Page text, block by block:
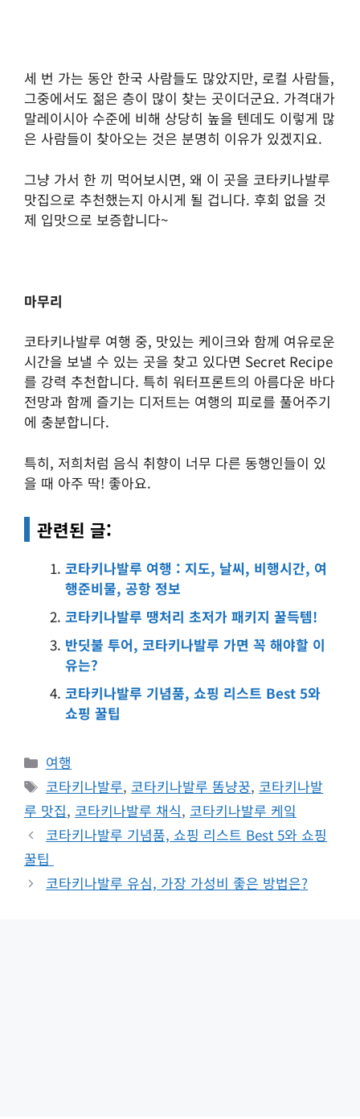
세 번 가는 동안 한국 사람들도 많았지만, 로컬 사람들,
그중에서도 젊은 층이 많이 찾는 곳이더군요. 가격대가
말레이시아 수준에 비해 상당히 높을 텐데도 이렇게 많
은 사람들이 찾아오는 것은 분명히 이유가 있겠지요.
그냥 가서 한 끼 먹어보시면, 왜 이 곳을 코타키나발루
맛집으로 추천했는지 아시게 될 겁니다. 후회 없을 것
제 입맛으로 보증합니다~
마무리
코타키나발루 여행 중, 맛있는 케이크와 함께 여유로운
시간을 보낼 수 있는 곳을 찾고 있다면 Secret Recipe
를 강력 추천합니다. 특히 워터프론트의 아름다운 바다
전망과 함께 즐기는 디저트는 여행의 피로를 풀어주기
에 충분합니다.
특히, 저희처럼 음식 취향이 너무 다른 동행인들이 있
을 때 아주 딱! 좋아요.
관련된 글:
코타키나발루 여행 : 지도, 날씨, 비행시간, 여
행준비물, 공항 정보
코타키나발루 땡처리 초저가 패키지 꿀득템!
반딧불 투어, 코타키나발루 가면 꼭 해야할 이
유는?
코타키나발루 기념품, 쇼핑 리스트 Best 5와
쇼핑 꿀팁 ️
Categories
여행
Tags
코타키나발루,코타키나발루 똠냥꿍,코타키나발
루 맛집, 코타키나발루 채식, 코타키나발루 케잌
코타키나발루 기념품, 쇼핑 리스트 Best 5와 쇼핑
꿀팁 ️
코타키나발루 유심, 가장 가성비 좋은 방법은?